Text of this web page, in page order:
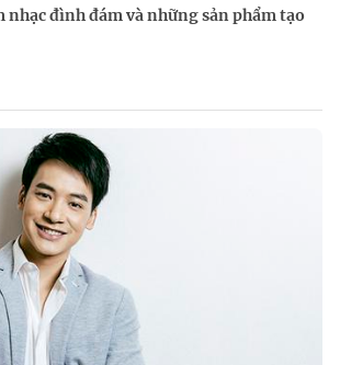
nhạc đình đám và những sản phẩm tạo